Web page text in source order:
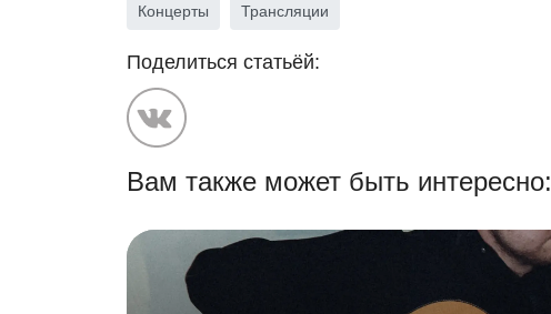
Концерты Трансляции
Поделиться статьёй:
Вам также может быть интересно: